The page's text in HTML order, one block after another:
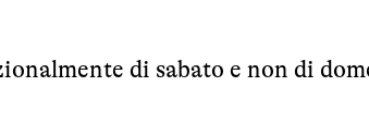
di sabato e non di